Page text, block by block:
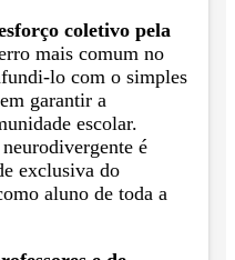
coletivo pela
mais comum no
lo com o simples
garantir a
escolar.
é
exclusiva do
aluno de toda a